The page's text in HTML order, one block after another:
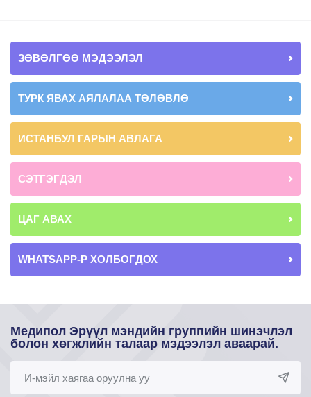
ЗӨВӨЛГӨӨ МЭДЭЭЛЭЛ
ТУРК ЯВАХ АЯЛАЛАА ТӨЛӨВЛӨ
ИСТАНБУЛ ГАРЫН АВЛАГА
СЭТГЭГДЭЛ
ЦАГ АВАХ
WHATSAPP-Р ХОЛБОГДОХ
Медипол Эрүүл мэндийн группийн шинэчлэл
болон хөгжлийн талаар мэдээлэл аваарай.